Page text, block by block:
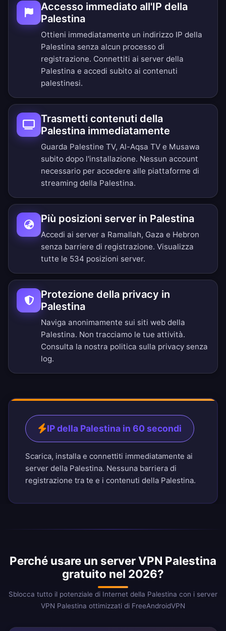
Accesso immediato all'IP della
Palestina
Ottieni immediatamente un indirizzo IP della
Palestina senza alcun processo di
registrazione. Connettiti ai server della
Palestina e accedi subito ai contenuti
palestinesi.
Trasmetti contenuti della
Palestina immediatamente
Guarda Palestine TV, Al-Aqsa TV e Musawa
subito dopo l'installazione. Nessun account
necessario per accedere alle piattaforme di
streaming della Palestina.
Più posizioni server in Palestina
Accedi ai server a Ramallah, Gaza e Hebron
senza barriere di registrazione. Visualizza
tutte le 534 posizioni server.
Protezione della privacy in
Palestina
Naviga anonimamente sui siti web della
Palestina. Non tracciamo le tue attività.
Consulta la nostra politica sulla privacy senza
log.
IP della Palestina in 60 secondi
Scarica, installa e connettiti immediatamente ai
server della Palestina. Nessuna barriera di
registrazione tra te e i contenuti della Palestina.
Perché usare un server VPN Palestina
gratuito nel 2026?
Sblocca tutto il potenziale di Internet della Palestina con i server
VPN Palestina ottimizzati di FreeAndroidVPN